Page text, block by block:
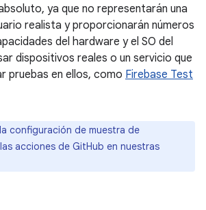
ya que no representarán una
realista y proporcionarán números
del hardware y el SO del
dispositivos reales o un servicio que
pruebas en ellos, como Firebase Test
configuración de muestra de
acciones de GitHub en nuestras